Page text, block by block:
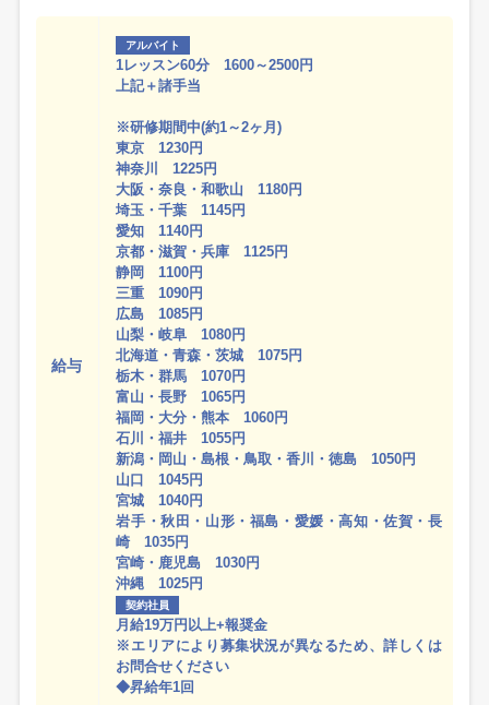
給与
アルバイト
1レッスン60分 1600～2500円
上記＋諸手当
※研修期間中(約1～2ヶ月)
東京 1230円
神奈川 1225円
大阪・奈良・和歌山 1180円
埼玉・千葉 1145円
愛知 1140円
京都・滋賀・兵庫 1125円
静岡 1100円
三重 1090円
広島 1085円
山梨・岐阜 1080円
北海道・青森・茨城 1075円
栃木・群馬 1070円
富山・長野 1065円
福岡・大分・熊本 1060円
石川・福井 1055円
新潟・岡山・島根・鳥取・香川・徳島 1050円
山口 1045円
宮城 1040円
岩手・秋田・山形・福島・愛媛・高知・佐賀・長
崎 1035円
宮崎・鹿児島 1030円
沖縄 1025円
契約社員
月給19万円以上+報奨金
※エリアにより募集状況が異なるため、詳しくは
お問合せください
◆昇給年1回